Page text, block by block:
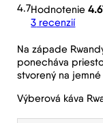
4.7Hodnotenie
3 recenzií
Na západe
ponecháva
stvorený na
Výberová káva